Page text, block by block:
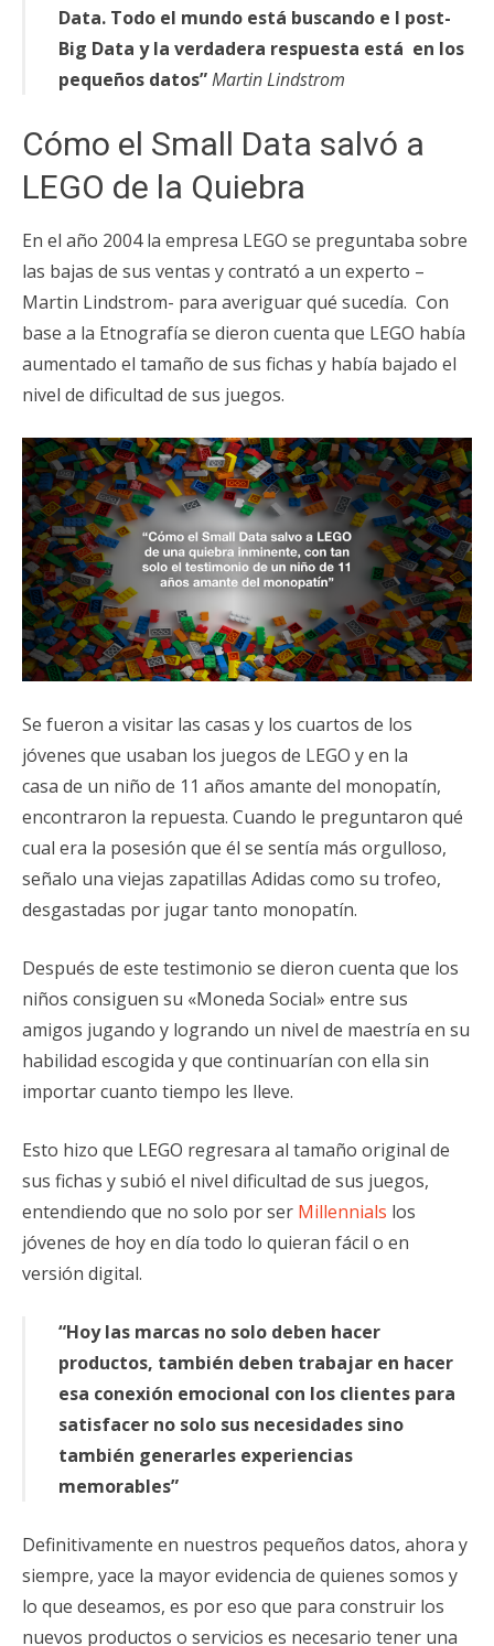
Data. Todo el mundo está buscando e l post-
Big Data y la verdadera respuesta está en los
pequeños datos”Martin Lindstrom
Cómo el Small Data salvó a
LEGO de la Quiebra
En el año 2004 la empresa LEGO se preguntaba sobre
las bajas de sus ventas y contrató a un experto –
Martin Lindstrom- para averiguar qué sucedía. Con
base a la Etnografía se dieron cuenta que LEGO había
aumentado el tamaño de sus fichas y había bajado el
nivel de dificultad de sus juegos.
Se fueron a visitar las casas y los cuartos de los
jóvenes que usaban los juegos de LEGO y en la
casa de un niño de 11 años amante del monopatín,
encontraron la repuesta. Cuando le preguntaron qué
cual era la posesión que él se sentía más orgulloso,
señalo una viejas zapatillas Adidas como su trofeo,
desgastadas por jugar tanto monopatín.
Después de este testimonio se dieron cuenta que los
niños consiguen su «Moneda Social» entre sus
amigos jugando y logrando un nivel de maestría en su
habilidad escogida y que continuarían con ella sin
importar cuanto tiempo les lleve.
Esto hizo que LEGO regresara al tamaño original de
sus fichas y subió el nivel dificultad de sus juegos,
entendiendo que no solo por ser Millennials los
jóvenes de hoy en día todo lo quieran fácil o en
versión digital.
“Hoy las marcas no solo deben hacer
productos, también deben trabajar en hacer
esa conexión emocional con los clientes para
satisfacer no solo sus necesidades sino
también generarles experiencias
memorables”
Definitivamente en nuestros pequeños datos, ahora y
siempre, yace la mayor evidencia de quienes somos y
lo que deseamos, es por eso que para construir los
nuevos productos o servicios es necesario tener una